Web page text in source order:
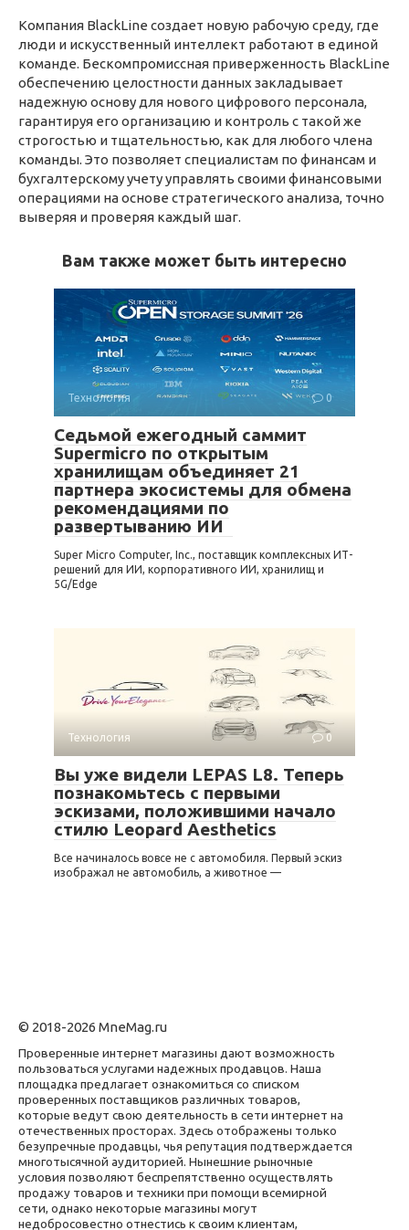
Компания BlackLine создает новую рабочую среду, где
люди и искусственный интеллект работают в единой
команде. Бескомпромиссная приверженность BlackLine
обеспечению целостности данных закладывает
надежную основу для нового цифрового персонала,
гарантируя его организацию и контроль с такой же
строгостью и тщательностью, как для любого члена
команды. Это позволяет специалистам по финансам и
бухгалтерскому учету управлять своими финансовыми
операциями на основе стратегического анализа, точно
выверяя и проверяя каждый шаг.
Вам также может быть интересно
Технология 0
Седьмой ежегодный саммит
Supermicro по открытым
хранилищам объединяет 21
партнера экосистемы для обмена
рекомендациями по
развертыванию ИИ
Super Micro Computer, Inc., поставщик комплексных ИТ-
решений для ИИ, корпоративного ИИ, хранилищ и
5G/Edge
Технология 0
Вы уже видели LEPAS L8. Теперь
познакомьтесь с первыми
эскизами, положившими начало
стилю Leopard Aesthetics
Все начиналось вовсе не с автомобиля. Первый эскиз
изображал не автомобиль, а животное —
© 2018-2026 MneMag.ru
Проверенные интернет магазины дают возможность
пользоваться услугами надежных продавцов. Наша
площадка предлагает ознакомиться со списком
проверенных поставщиков различных товаров,
которые ведут свою деятельность в сети интернет на
отечественных просторах. Здесь отображены только
безупречные продавцы, чья репутация подтверждается
многотысячной аудиторией. Нынешние рыночные
условия позволяют беспрепятственно осуществлять
продажу товаров и техники при помощи всемирной
сети, однако некоторые магазины могут
недобросовестно отнестись к своим клиентам,